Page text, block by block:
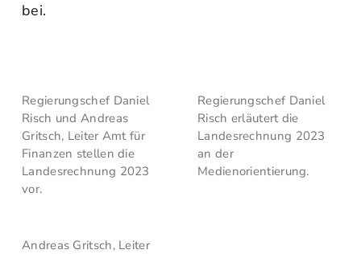
bei.
Regierungschef Daniel
Risch und Andreas
Gritsch, Leiter Amt für
Finanzen stellen die
Landesrechnung 2023
vor.
Regierungschef Daniel
Risch erläutert die
Landesrechnung 2023
an der
Medienorientierung.
Andreas Gritsch, Leiter